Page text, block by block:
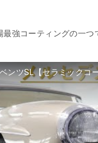
強コーティングの一つ
ンツSL【セラミックコ